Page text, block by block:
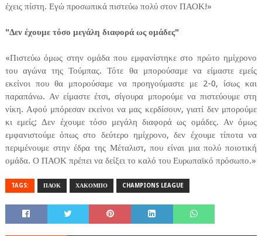
έχεις πίστη. Εγώ προσωπικά πιστεύω πολύ στον ΠΑΟΚ!»
"Δεν έχουμε τόσο μεγάλη διαφορά ως ομάδες"
«Πιστεύω όμως στην ομάδα που εμφανίστηκε στο πρώτο ημίχρονο
του αγώνα της Τούμπας. Τότε θα μπορούσαμε να είμαστε εμείς
εκείνοι που θα μπορούσαμε να προηγούμαστε με 2-0, ίσως και
παραπάνω. Αν είμαστε έτσι, σίγουρα μπορούμε να πιστεύουμε στη
νίκη. Αφού μπόρεσαν εκείνοι να μας κερδίσουν, γιατί δεν μπορούμε
κι εμείς; Δεν έχουμε τόσο μεγάλη διαφορά ως ομάδες. Αν όμως
εμφανιστούμε όπως στο δεύτερο ημίχρονο, δεν έχουμε τίποτα να
περιμένουμε στην έδρα της Μέταλιστ, που είναι μια πολύ ποιοτική
ομάδα. Ο ΠΑΟΚ πρέπει να δείξει το καλό του Ευρωπαϊκό πρόσωπο.»
TAGS: ΠΑΟΚ ΧΑΚΟΜΠΟ CHAMPIONS LEAGUE